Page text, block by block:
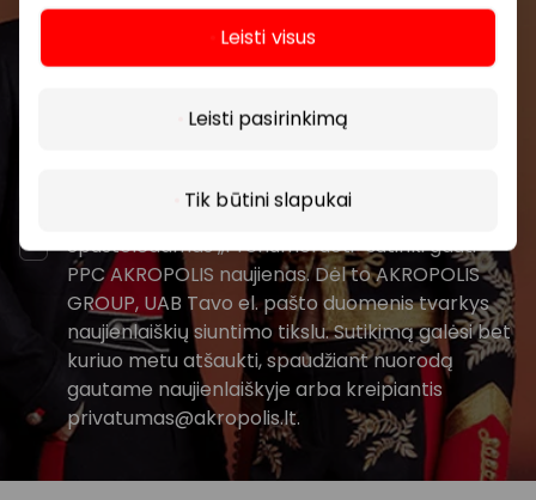
Leisti visus
Leisti pasirinkimą
Tik būtini slapukai
Spustelėdamas „Prenumeruoti“ sutinki gauti
PPC AKROPOLIS naujienas. Dėl to AKROPOLIS
GROUP, UAB Tavo el. pašto duomenis tvarkys
naujienlaiškių siuntimo tikslu. Sutikimą galėsi bet
kuriuo metu atšaukti, spaudžiant nuorodą
gautame naujienlaiškyje arba kreipiantis
privatumas@akropolis.lt.
Daugiau